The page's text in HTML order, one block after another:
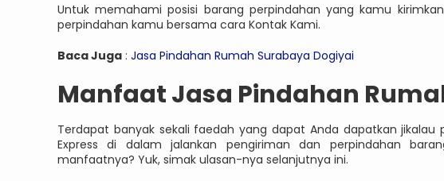
Untuk memahami posisi barang perpindahan yang kamu
perpindahan kamu bersama cara Kontak Kami.
Baca Juga : Jasa Pindahan Rumah Surabaya Dogiyai
Manfaat Jasa Pindahan
Terdapat banyak sekali faedah yang dapat Anda dapatkan jikalau
Express di dalam jalankan pengiriman dan perpindahan
manfaatnya? Yuk, simak ulasan-nya selanjutnya ini.